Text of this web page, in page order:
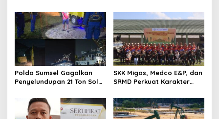
Martabat Pers Harus
Dihormati
Hukum Demi Kelancaran
Operasi Hulu Migas
Polda Sumsel Gagalkan
Penyelundupan 21 Ton Solar
Lima Pelaku Diamankan
SKK Migas, Medco E&P, dan
SRMD Perkuat Karakter
Ketahanan Energi Nasional